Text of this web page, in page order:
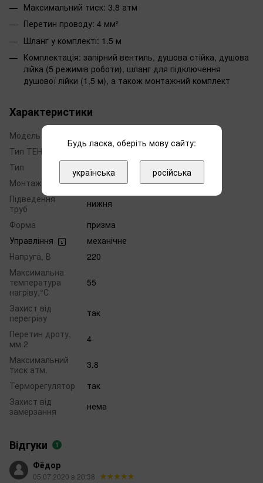
Максимальний тиск: 3.8 атм
Перетин проводу: 4 мм²
Шланг у комплекті: 1.5 м
Комплектація: запірний вентиль, душова стійка, душова
лійка (5 режимів роботи), шланг для підключення
душової лійки (1,5 м), а також монтажний комплект
Характеристики
Модель
Тип ТЕНа
мокрий
Тип
проточний електричний
Монтаж
настінний
Підведення
труб
нижня
Форма
призма
Управління
механічне
Напруга, В
220
Максимальна
температура
нагріву,°С
55
Захист від
перегріву
так
Перетин дроту,
мм 2
4
Максимальний
тиск атм.
3.8
Терморегулятор
так
Захист від
замерзання
нема
Відгуки 1
Фёдор
05.07.2020 в 20:38
Будь ласка, оберіть мову сайту:
українська російська